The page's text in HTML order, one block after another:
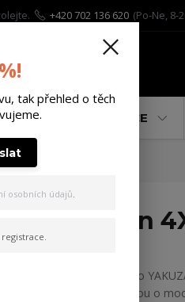
+420 702 136 620 (Po-Ne, 8-
% AKCE
Shirt brown
Pánské tričko
šatníku nejsou o
tak přehled o těch
osobních údajů.